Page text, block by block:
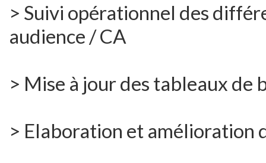
> Suivi opérationnel des
audience / CA
> Mise à jour des tableaux de
> Elaboration et amélioration